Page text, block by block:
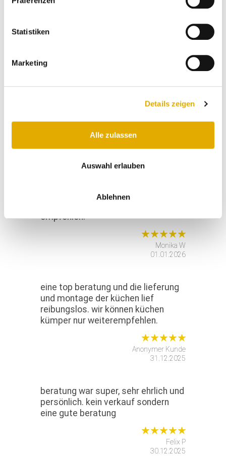
Statistiken
Marketing
Details zeigen
Alle zulassen
Auswahl erlauben
Ablehnen
super beratung, klasse plannung,
küchen kümper entscheiden.
keine probleme. küchen kümper
empfehlen.
Monika W
01.01.2026
eine top beratung und die lieferung
und montage der küchen lief
reibungslos. wir können küchen
kümper nur weiterempfehlen.
Anonymer Kunde
31.12.2025
beratung war super, sehr ehrlich und
persönlich. kein verkauf sondern
eine gute beratung
Felix P
30.12.2025